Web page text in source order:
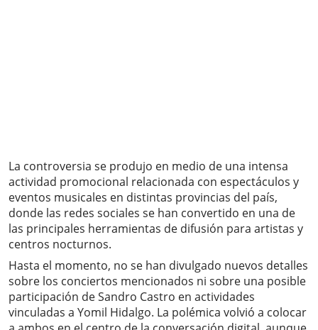
La controversia se produjo en medio de una intensa
actividad promocional relacionada con espectáculos y
eventos musicales en distintas provincias del país,
donde las redes sociales se han convertido en una de
las principales herramientas de difusión para artistas y
centros nocturnos.
Hasta el momento, no se han divulgado nuevos detalles
sobre los conciertos mencionados ni sobre una posible
participación de Sandro Castro en actividades
vinculadas a Yomil Hidalgo. La polémica volvió a colocar